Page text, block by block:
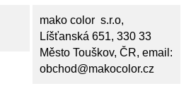
mako color s.r.o,
Líšťanská 651, 330 33
Město Touškov, ČR, email:
obchod@makocolor.cz